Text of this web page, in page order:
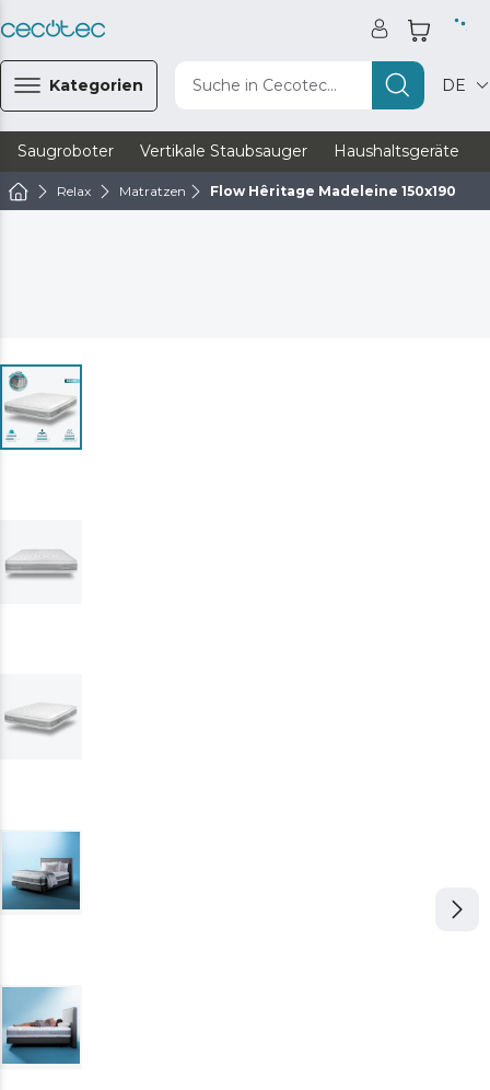
Kategorien Suche in Cecotec... DE
Saugroboter Vertikale Staubsauger Haushaltsgeräte
Relax Matratzen Flow Hêritage Madeleine 150x190